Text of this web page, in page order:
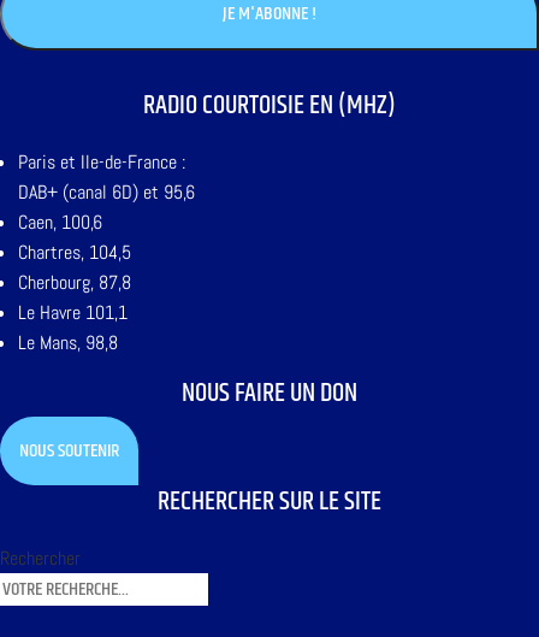
RADIO COURTOISIE EN (MHZ)
Paris et Ile-de-France :
DAB+ (canal 6D) et 95,6
Caen, 100,6
Chartres, 104,5
Cherbourg, 87,8
Le Havre 101,1
Le Mans, 98,8
NOUS FAIRE UN DON
NOUS SOUTENIR
RECHERCHER SUR LE SITE
Rechercher